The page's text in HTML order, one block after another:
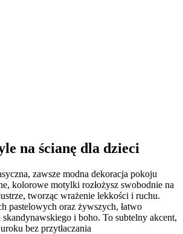
na ścianę dla dzieci
zawsze modna dekoracja pokoju
kolorowe motylki rozłożysz swobodnie na
tworząc wrażenie lekkości i ruchu.
pastelowych oraz żywszych, łatwo
skandynawskiego i boho. To subtelny akcent,
bez przytłaczania